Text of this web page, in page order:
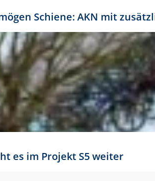
Schiene: AKN mit
es im Projekt S5 weiter